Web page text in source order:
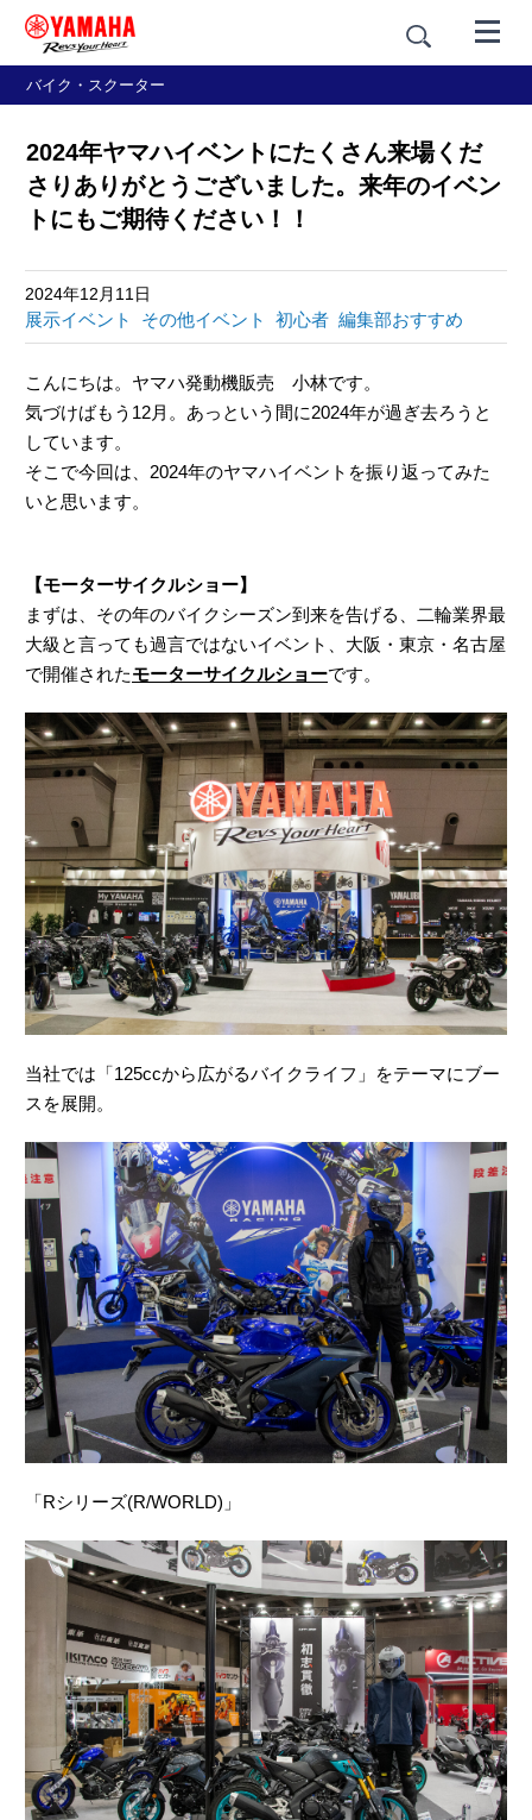
バイク・スクーター
2024年ヤマハイベントにたくさん来場くだ
さりありがとうございました。来年のイベン
トにもご期待ください！！
2024年12月11日
展示イベント その他イベント 初心者 編集部おすすめ
こんにちは。ヤマハ発動機販売 小林です。
気づけばもう12月。あっという間に2024年が過ぎ去ろうと
しています。
そこで今回は、2024年のヤマハイベントを振り返ってみた
いと思います。
【モーターサイクルショー】
まずは、その年のバイクシーズン到来を告げる、二輪業界最
大級と言っても過言ではないイベント、大阪・東京・名古屋
で開催されたモーターサイクルショーです。
当社では「125ccから広がるバイクライフ」をテーマにブー
スを展開。
「Rシリーズ(R/WORLD)」